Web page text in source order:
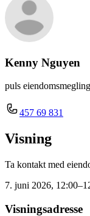
Kenny Nguyen
puls
457 69 831
Visning
Ta kontakt med
7. juni 2026,
Visningsadresse